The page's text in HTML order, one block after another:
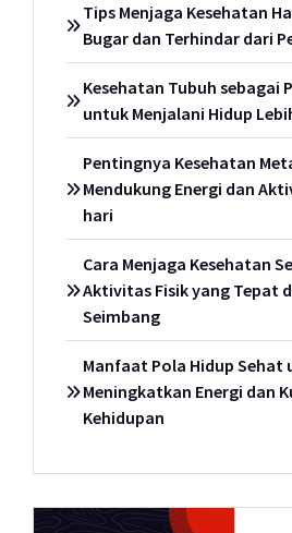
Tips Menjaga Kesehatan
Bugar dan Terhindar dari
Kesehatan Tubuh sebagai
untuk Menjalani Hidup
Pentingnya Kesehatan
Mendukung Energi dan
hari
Cara Menjaga Kesehatan
Aktivitas Fisik yang Tepat
Seimbang
Manfaat Pola Hidup Sehat
Meningkatkan Energi dan
Kehidupan